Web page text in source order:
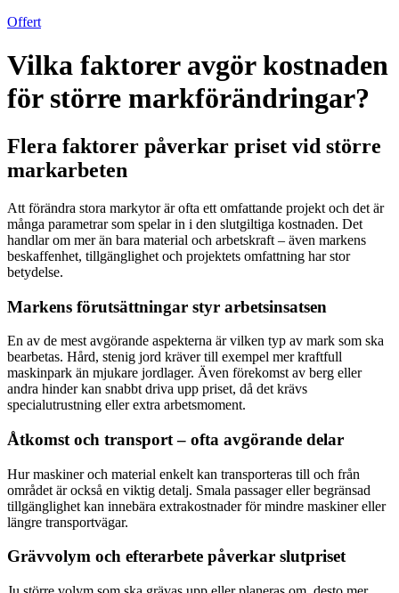
Offert
Vilka faktorer avgör kostnaden
för större markförändringar?
Flera faktorer påverkar priset vid större
markarbeten
Att förändra stora markytor är ofta ett omfattande projekt och det är
många parametrar som spelar in i den slutgiltiga kostnaden. Det
handlar om mer än bara material och arbetskraft – även markens
beskaffenhet, tillgänglighet och projektets omfattning har stor
betydelse.
Markens förutsättningar styr arbetsinsatsen
En av de mest avgörande aspekterna är vilken typ av mark som ska
bearbetas. Hård, stenig jord kräver till exempel mer kraftfull
maskinpark än mjukare jordlager. Även förekomst av berg eller
andra hinder kan snabbt driva upp priset, då det krävs
specialutrustning eller extra arbetsmoment.
Åtkomst och transport – ofta avgörande delar
Hur maskiner och material enkelt kan transporteras till och från
området är också en viktig detalj. Smala passager eller begränsad
tillgänglighet kan innebära extrakostnader för mindre maskiner eller
längre transportvägar.
Grävvolym och efterarbete påverkar slutpriset